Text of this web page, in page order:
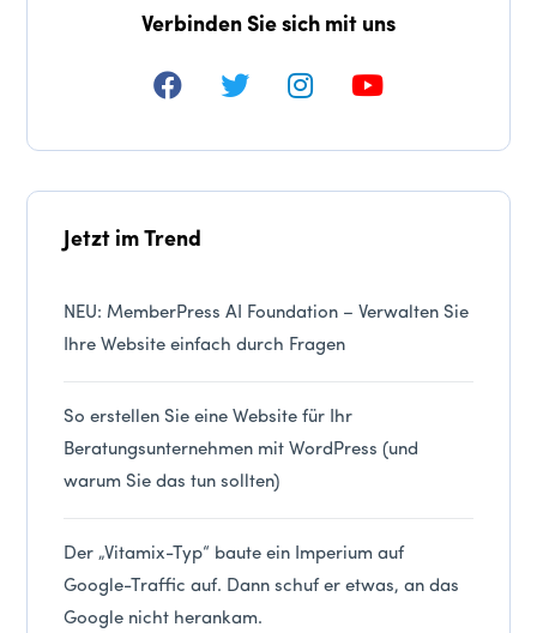
Verbinden Sie sich mit uns
Jetzt im Trend
NEU: MemberPress AI Foundation – Verwalten Sie
Ihre Website einfach durch Fragen
So erstellen Sie eine Website für Ihr
Beratungsunternehmen mit WordPress (und
warum Sie das tun sollten)
Der „Vitamix-Typ“ baute ein Imperium auf
Google-Traffic auf. Dann schuf er etwas, an das
Google nicht herankam.